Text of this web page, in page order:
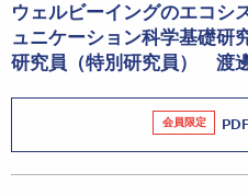
ウェルビーイングのエコ
ュニケーション科学基礎
研究員（特別研究員） 渡
会員限定